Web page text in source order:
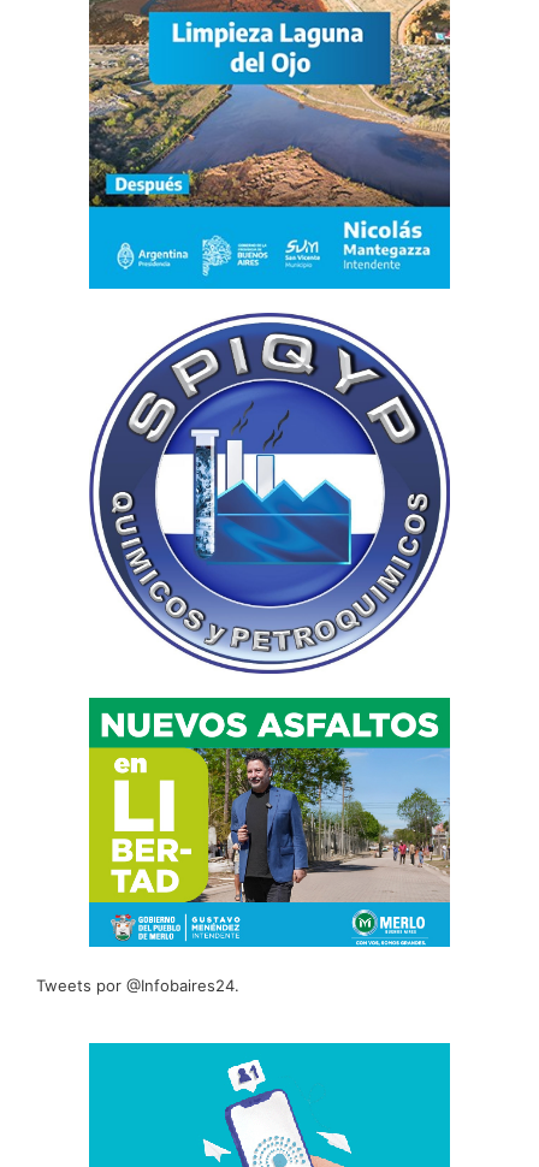
Tweets por @Infobaires24.